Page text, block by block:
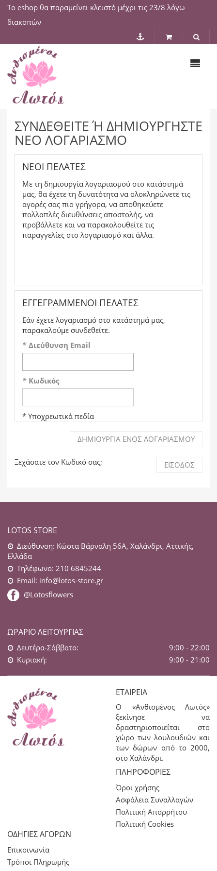
Το eshop θα παραμείνει κλειστό μέχρι τις 23/8 λόγω
διακοπών
ΣΥΝΔΕΘΕΊΤΕ Ή ΔΗΜΙΟΥΡΓΉΣΤΕ Ν
ΈΟ ΛΟΓΑΡΙΑΣΜΌ
ΝΈΟΙ ΠΕΛΆΤΕΣ
Με τη δημιουργία λογαριασμού στο κατάστημά
μας, θα έχετε τη δυνατότητα να ολοκληρώνετε τις
αγορές σας πιο γρήγορα, να αποθηκεύετε
πολλαπλές διευθύνσεις αποστολής, να
προβάλλετε και να παρακολουθείτε τις
παραγγελίες στο λογαριασμό και άλλα.
ΕΓΓΕΓΡΑΜΜΈΝΟΙ ΠΕΛΆΤΕΣ
Εάν έχετε λογαριασμό στο κατάστημά μας,
παρακαλούμε συνδεθείτε.
* Διεύθυνση Email
* Κωδικός
* Υποχρεωτικά πεδία
ΔΗΜΙΟΥΡΓΊΑ ΕΝΌΣ ΛΟΓΑΡΙΑΣΜΟΎ
Ξεχάσατε τον Κωδικό σας; ΕΊΣΟΔΟΣ
LOTOS STORE
Διεύθυνση: Κώστα Βάρναλη 56Α, Χαλάνδρι, Αττικής,
Ελλάδα
Τηλέφωνο: 210 6845244
Email: info@lotos-store.gr
@Lotosflowers
ΩΡΆΡΙΟ ΛΕΙΤΟΥΡΓΊΑΣ
Δευτέρα-Σάββατο:
9:00 - 22:00
Κυριακή:
9:00 - 21:00
ΕΤΑΙΡΕΊΑ
Ο «Ανθισμένος Λωτός»
ξεκίνησε να
δραστηριοποιείται στο
χώρο των λουλουδιών και
των δώρων από το 2000,
στο Χαλάνδρι.
ΠΛΗΡΟΦΟΡΊΕΣ
Όροι χρήσης
Ασφάλεια Συναλλαγών
Πολιτική Απορρήτου
Πολιτική Cookies
ΟΔΗΓΙΕΣ ΑΓΟΡΩΝ
Επικοινωνία
Τρόποι Πληρωμής